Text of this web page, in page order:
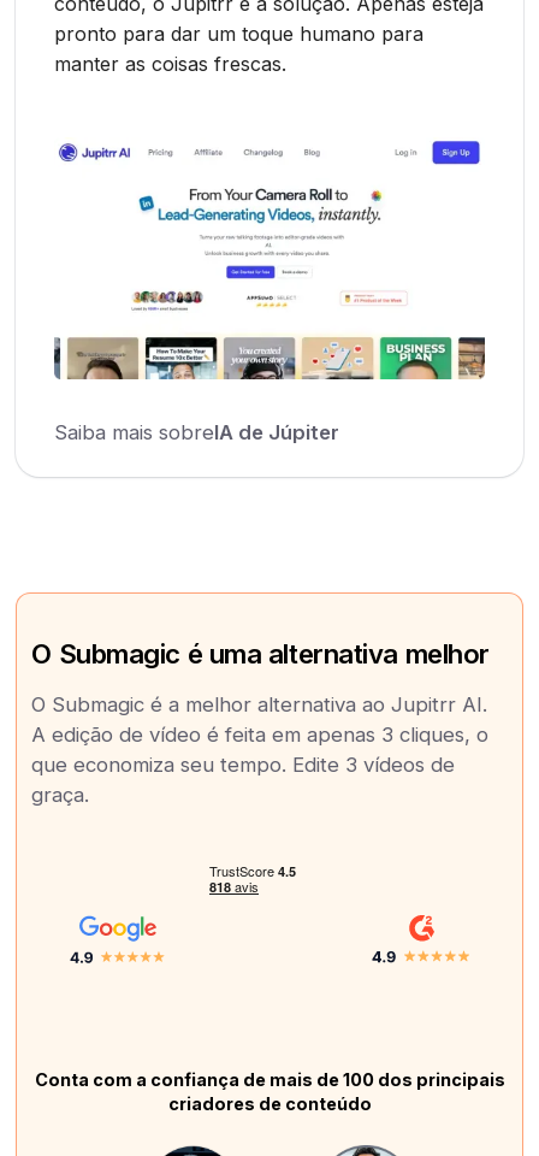
pronto para dar um toque humano para
manter as coisas frescas.
Saiba mais sobreIA de Júpiter
O Submagic é uma alternativa melhor
O Submagic é a melhor alternativa ao Jupitrr AI.
A edição de vídeo é feita em apenas 3 cliques, o
que economiza seu tempo. Edite 3 vídeos de
graça.
Conta com a confiança de mais de 100 dos principais
criadores de conteúdo